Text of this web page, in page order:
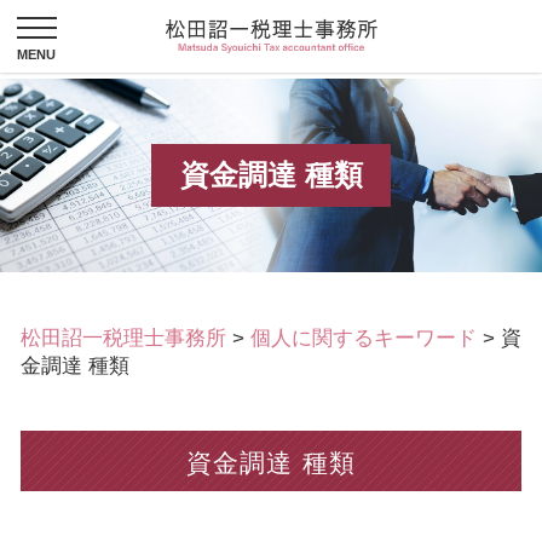
資金調達 種類
松田詔一税理士事務所 > 個人に関するキーワード > 資
金調達 種類
資金調達 種類